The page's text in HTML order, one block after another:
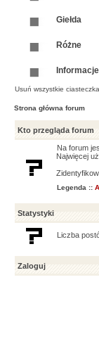
Giełda
Różne
Usuń wszystkie ciasteczka
Strona główna forum
Kto przegląda forum
Na forum
Najwięcej
Legenda ::
Statystyki
Liczba
Zaloguj